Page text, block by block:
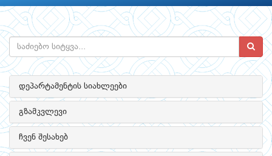
დეპარტამენტის სიახლეები
გზამკვლევი
ჩვენ შესახებ